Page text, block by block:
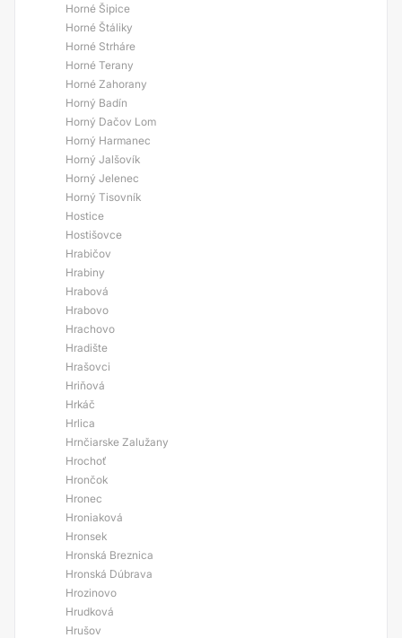
Horné Šipice
Horné Štáliky
Horné Strháre
Horné Terany
Horné Zahorany
Horný Badín
Horný Dačov Lom
Horný Harmanec
Horný Jalšovík
Horný Jelenec
Horný Tisovník
Hostice
Hostišovce
Hrabičov
Hrabiny
Hrabová
Hrabovo
Hrachovo
Hradište
Hrašovci
Hriňová
Hrkáč
Hrlica
Hrnčiarske Zalužany
Hrochoť
Hrončok
Hronec
Hroniaková
Hronsek
Hronská Breznica
Hronská Dúbrava
Hrozinovo
Hrudková
Hrušov